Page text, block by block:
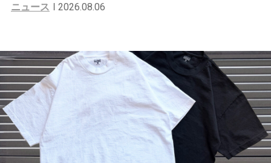
ニュース
2026.08.06